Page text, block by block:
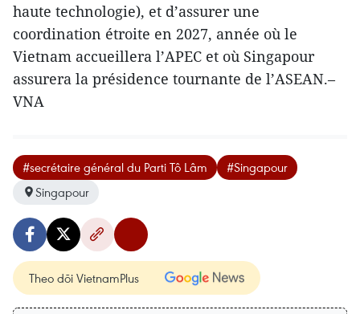
haute technologie), et d’assurer une
coordination étroite en 2027, année où le
Vietnam accueillera l’APEC et où Singapour
assurera la présidence tournante de l’ASEAN.–
VNA
#secrétaire général du Parti Tô Lâm
#Singapour
Singapour
Theo dõi VietnamPlus